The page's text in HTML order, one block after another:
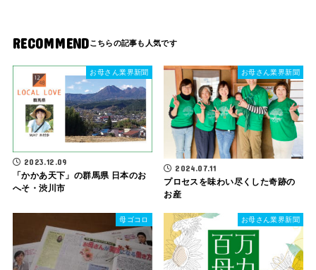
RECOMMEND
お母さん業界新聞
2023.12.09
「かかあ天下」の群馬県 日本のお
へそ・渋川市
お母さん業界新聞
2024.07.11
プロセスを味わい尽くした奇跡の
お産
母ゴコロ お母さん業界新聞